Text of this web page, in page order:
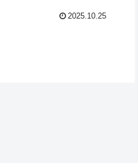
2025.10.25